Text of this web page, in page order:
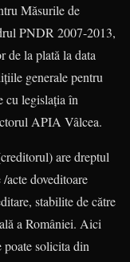
Măsurile de
PNDR 2007-2013,
de la plată la data
generale pentru
cu legislaţia în
APIA Vâlcea.
are dreptul
acte doveditoare
stabilite de către
a României. Aici
solicita din